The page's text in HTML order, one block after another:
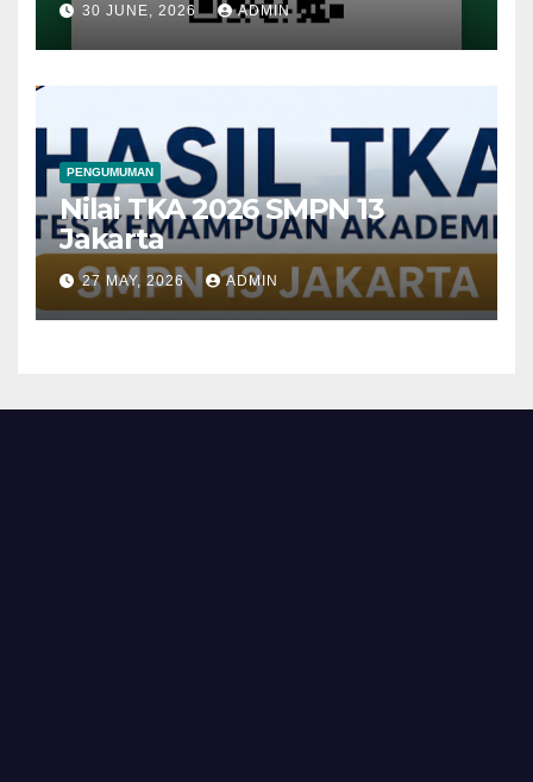
30 JUNE, 2026 ADMIN
PENGUMUMAN
Nilai TKA 2026 SMPN 13
Jakarta
27 MAY, 2026 ADMIN